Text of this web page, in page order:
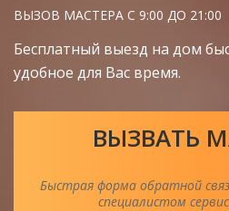
ВЫЗОВ МАСТЕРА С 9:00 ДО 21:00
Бесплатный выезд на дом
удобное для Вас время.
ВЫЗВАТЬ
Быстрая форма обратной
специалистом